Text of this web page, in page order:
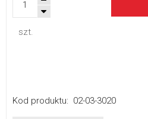
szt.
Kod produktu: 02-03-3020